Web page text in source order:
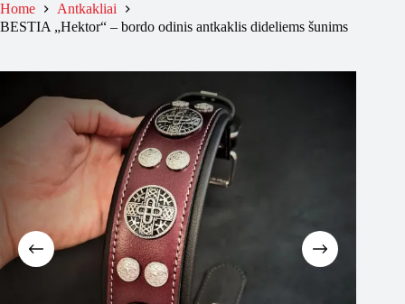
Home
Antkakliai
BESTIA „Hektor“ – bordo odinis antkaklis dideliems šunims